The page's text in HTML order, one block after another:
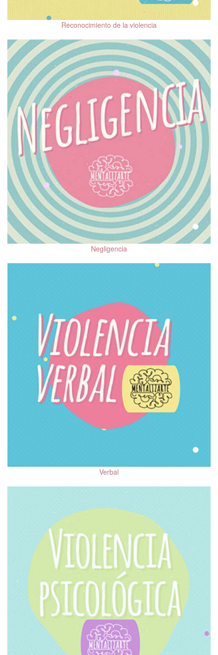
Sexualidad y salud
mental
Salud mental y
climaterio
Salud mental en la
persona mayor
Trastornos del
neurodesarrollo en la
infancia y la edad adulta
Salud mental en
adolescentes
Cine y salud mental
Mindfulness
Psicooncología
Beneficios de las
mascotas en la salud
Salud mental de la
Salud Mental Perinatal
Diversidad sexual y
Compulsivo (TOC)
confinamiento por COVID-
Distorsiones cognitivas
El 10 de cada mes.
Hablemos de Salud
Mitos y realidades de la
psiquiatría
Salud mental en niñas,
niños y adolescentes
Reconocimiento de la violencia
Negligencia
Verbal